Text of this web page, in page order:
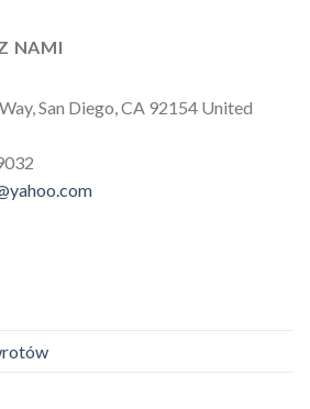
NAMI
San Diego, CA 92154 United